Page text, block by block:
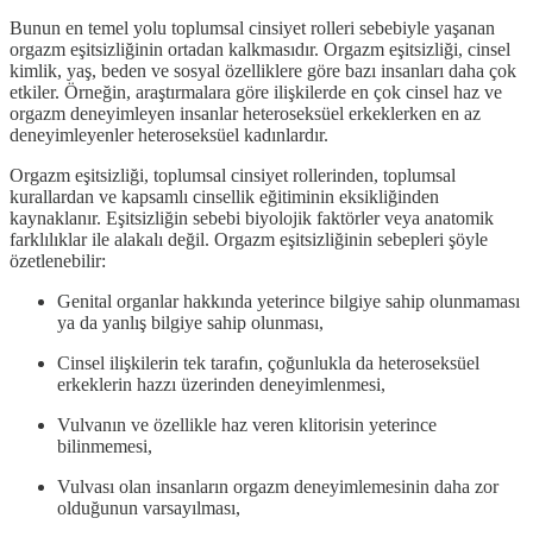
Bunun en temel yolu toplumsal cinsiyet rolleri sebebiyle yaşanan
orgazm eşitsizliğinin ortadan kalkmasıdır. Orgazm eşitsizliği, cinsel
kimlik, yaş, beden ve sosyal özelliklere göre bazı insanları daha çok
etkiler. Örneğin, araştırmalara göre ilişkilerde en çok cinsel haz ve
orgazm deneyimleyen insanlar heteroseksüel erkeklerken en az
deneyimleyenler heteroseksüel kadınlardır.
Orgazm eşitsizliği, toplumsal cinsiyet rollerinden, toplumsal
kurallardan ve kapsamlı cinsellik eğitiminin eksikliğinden
kaynaklanır. Eşitsizliğin sebebi biyolojik faktörler veya anatomik
farklılıklar ile alakalı değil. Orgazm eşitsizliğinin sebepleri şöyle
özetlenebilir:
Genital organlar hakkında yeterince bilgiye sahip olunmaması
ya da yanlış bilgiye sahip olunması,
Cinsel ilişkilerin tek tarafın, çoğunlukla da heteroseksüel
erkeklerin hazzı üzerinden deneyimlenmesi,
Vulvanın ve özellikle haz veren klitorisin yeterince
bilinmemesi,
Vulvası olan insanların orgazm deneyimlemesinin daha zor
olduğunun varsayılması,